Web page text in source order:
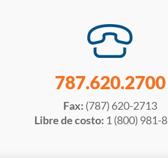
787.620.2700
Fax: (787) 620-2713
Libre de costo: 1 (800) 981-